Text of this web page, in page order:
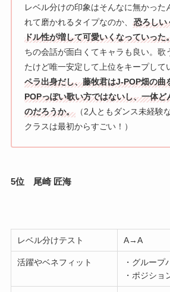
レベル分けの印象はそんなに無かった
れて磨かれるタイプなのか、
恐ろしい
ドル性が増して可愛いくなっていった
ちの会話が面白くてキャラも良い。歌
たけど唯一安定して上位をキープして
ペラ出身だし、藤牧君はJ-POP畑の曲
POPっぽい歌い方ではないし、一体ど
のだろうか。（2人ともダンス未経験
クラスは最初からすごい！）
5位 尾崎 匠海
レベル分けテスト A→A
活躍やベネフィット
・グループ
・ポジシ